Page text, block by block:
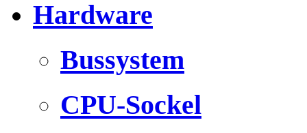
Hardware
Bussystem
CPU-Sockel